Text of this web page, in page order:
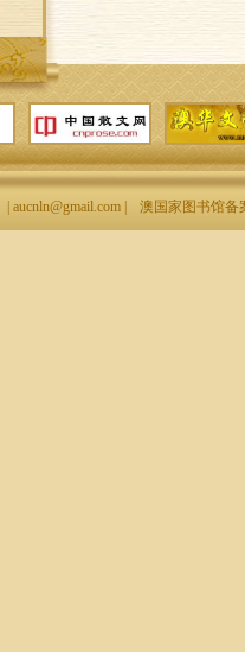
| aucnln@gmail.com | 澳国家图书馆备